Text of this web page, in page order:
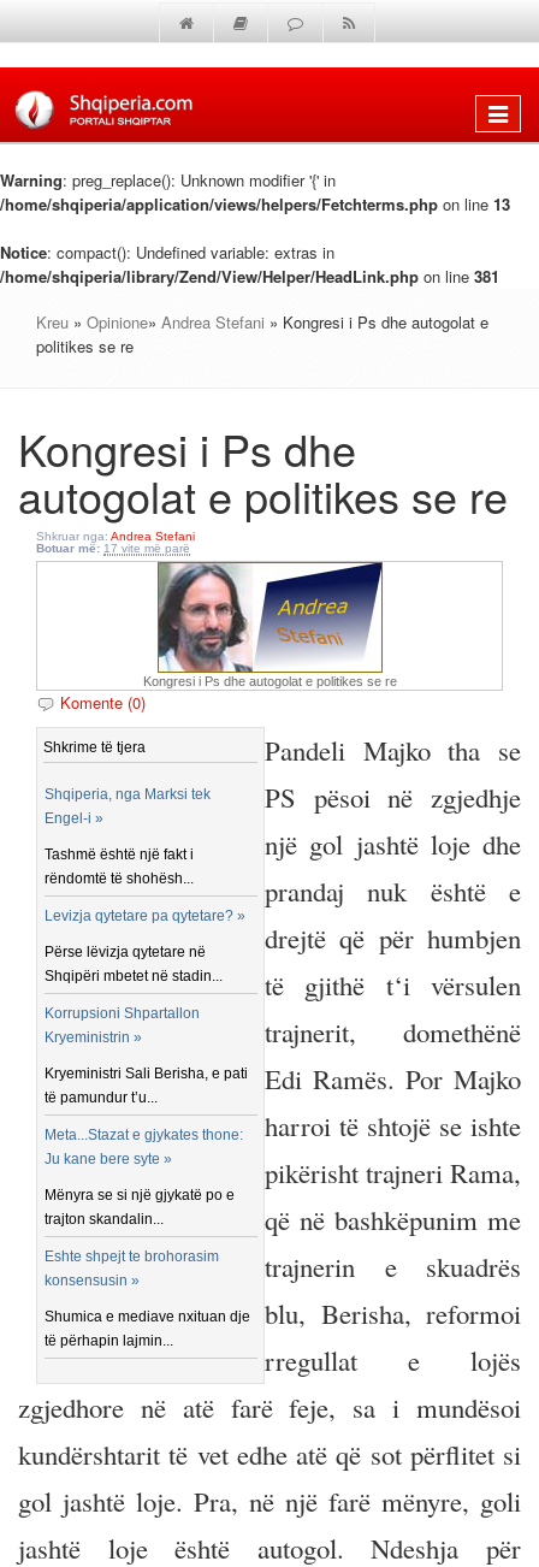
Shfaq
Warning: preg_replace(): Unknown modifier '{' in
/home/shqiperia/application/views/helpers/Fetchterms.php on line 13
Notice: compact(): Undefined variable: extras in
/home/shqiperia/library/Zend/View/Helper/HeadLink.php on line 381
Kreu » Opinione» Andrea Stefani » Kongresi i Ps dhe autogolat e
politikes se re
Kongresi i Ps dhe
autogolat e politikes se re
Shkruar nga: Andrea Stefani
Botuar më: 17 vite më parë
Kongresi i Ps dhe autogolat e politikes se re
Komente (0)
Shkrime të tjera
Shqiperia, nga Marksi tek
Engel-i »
Tashmë është një fakt i
rëndomtë të shohësh...
Levizja qytetare pa qytetare? »
Përse lëvizja qytetare në
Shqipëri mbetet në stadin...
Korrupsioni Shpartallon
Kryeministrin »
Kryeministri Sali Berisha, e pati
të pamundur t’u...
Meta...Stazat e gjykates thone:
Ju kane bere syte »
Mënyra se si një gjykatë po e
trajton skandalin...
Eshte shpejt te brohorasim
konsensusin »
Shumica e mediave nxituan dje
të përhapin lajmin...
Pandeli Majko tha se
PS pësoi në zgjedhje
një gol jashtë loje dhe
prandaj nuk është e
drejtë që për humbjen
të gjithë t‘i vërsulen
trajnerit, domethënë
Edi Ramës. Por Majko
harroi të shtojë se ishte
pikërisht trajneri Rama,
që në bashkëpunim me
trajnerin e skuadrës
blu, Berisha, reformoi
rregullat e lojës
zgjedhore në atë farë feje, sa i mundësoi
kundërshtarit të vet edhe atë që sot përflitet si
gol jashtë loje. Pra, në një farë mënyre, goli
jashtë loje është autogol. Ndeshja për